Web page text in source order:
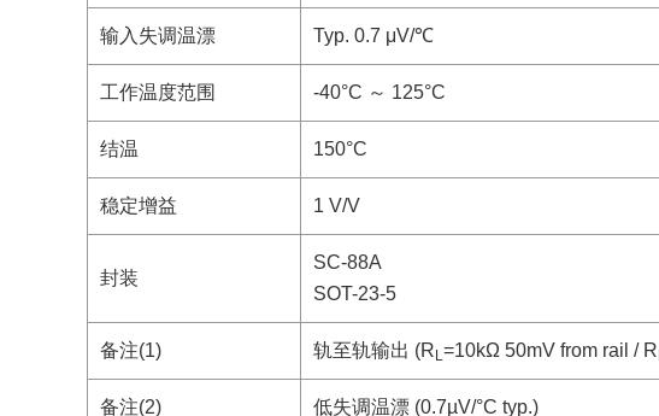
输入失调温漂 Typ. 0.7 μV/℃
工作温度范围 -40°C ～ 125°C
结温 150°C
稳定增益 1 V/V
封装
SC-88A
SOT-23-5
备注(1) 轨至轨输出 (R L=10kΩ 50mV from rail / R
备注(2) 低失调温漂 (0.7µV/°C typ.)